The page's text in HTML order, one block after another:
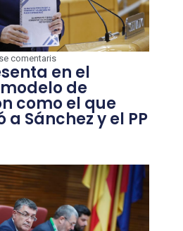
comentaris
en el
de
como el que
a Sánchez y el PP